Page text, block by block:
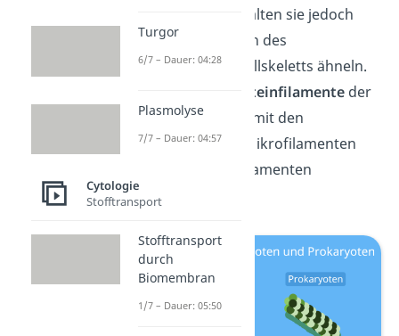
Cytoplasmas enthalten sie jedoch
Proteine, die denen des
eukaryotischen
Zellskeletts ähneln.
Proteinfilamente der
Prokaryoten auch mit den
Mikrotubuli, den Mikrofilamenten
und Intermediärfilamenten
verwandt
Turgor
6/7 – Dauer: 04:28
Plasmolyse
7/7 – Dauer: 04:57
Cytologie
Stofftransport
Stofftransport
durch
Biomembran
1/7 – Dauer: 05:50